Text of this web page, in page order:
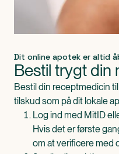
Dit online apotek er altid
Bestil trygt din
Bestil din receptmedicin
tilskud som på dit lokale
Log ind med MitID
Hvis det er første
om at verificere med